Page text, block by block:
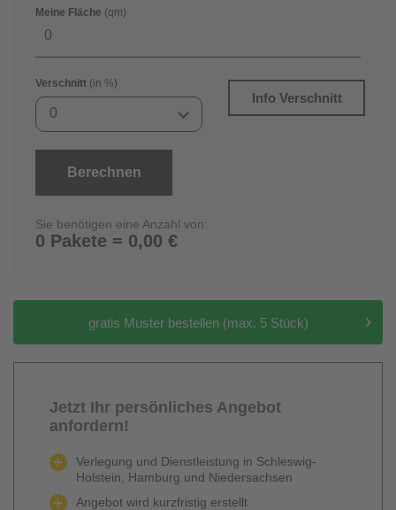
Meine Fläche (qm)
Verschnitt (in %)
0
Info Verschnitt
Berechnen
Sie benötigen eine Anzahl von:
0 Pakete = 0,00 €
gratis Muster bestellen (max. 5 Stück)
Jetzt Ihr persönliches Angebot
anfordern!
Verlegung und Dienstleistung in Schleswig-
Holstein, Hamburg und Niedersachsen
Angebot wird kurzfristig erstellt